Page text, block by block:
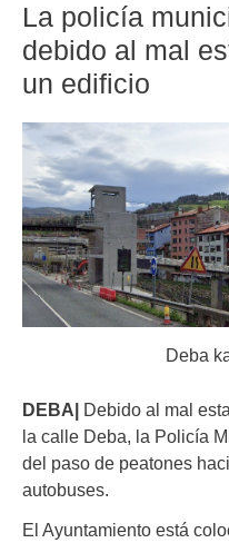
La policía
debido al mal
un edificio
Deba
DEBA| Debido al mal
la calle Deba, la Policía
del paso de peatones
autobuses.
El Ayuntamiento está